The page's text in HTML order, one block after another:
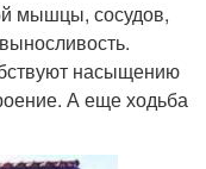
мышцы, сосудов,
насыщению
А еще ходьба